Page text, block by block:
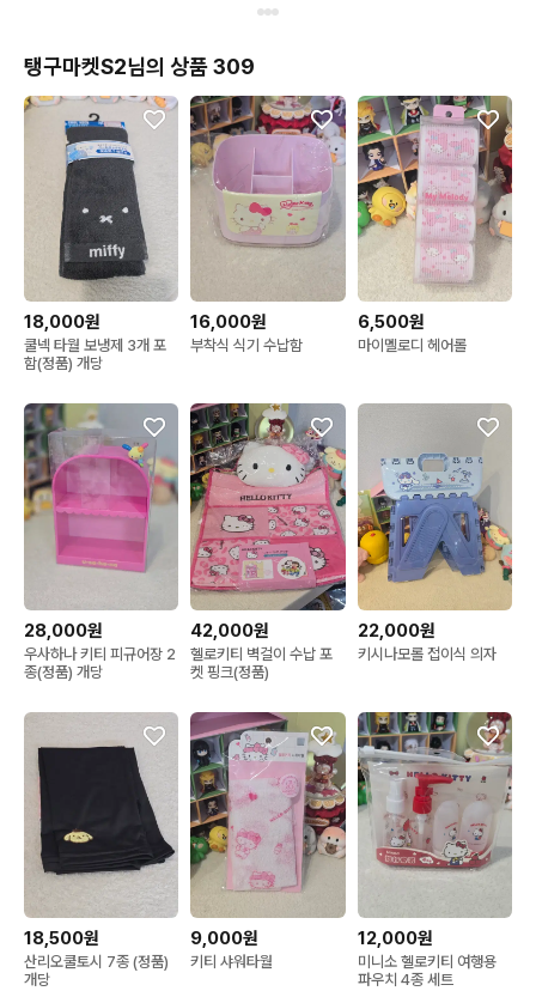
탱구마켓S2님의 상품 309
18,000원
쿨넥 타월 보냉제 3개 포
함(정품) 개당
16,000원
부착식 식기 수납함
6,500원
마이멜로디 헤어롤
28,000원
우사하나 키티 피규어장 2
종(정품) 개당
42,000원
헬로키티 벽걸이 수납 포
켓 핑크(정품)
22,000원
키시나모롤 접이식 의자
18,500원
산리오쿨토시 7종 (정품)
개당
9,000원
키티 샤워타월
12,000원
미니소 헬로키티 여행용
파우치 4종 세트